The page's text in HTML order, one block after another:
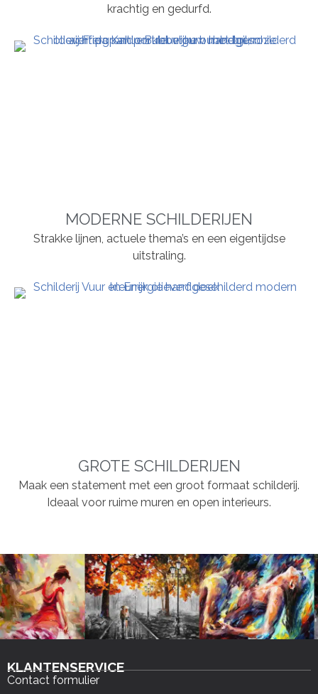
krachtig en gedurfd.
MODERNE SCHILDERIJEN
Strakke lijnen, actuele thema’s en een eigentijdse
uitstraling.
GROTE SCHILDERIJEN
Maak een statement met een groot formaat schilderij.
Ideaal voor ruime muren en open interieurs.
KLANTENSERVICE
Contact formulier